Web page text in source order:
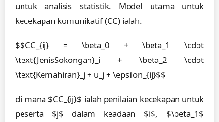
untuk analisis statistik. Model utama untuk
kecekapan komunikatif (CC) ialah:
$$CC_{ij} = \beta_0 + \beta_1 \cdot
\text{JenisSokongan}_i + \beta_2 \cdot
\text{Kemahiran}_j + u_j + \epsilon_{ij}$$
di mana $CC_{ij}$ ialah penilaian kecekapan untuk
peserta $j$ dalam keadaan $i$, $\beta_1$